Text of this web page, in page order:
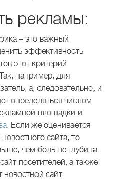
рекламы:
– это важный
эффективность
этот критерий
например, для
а, следовательно, и
определяться числом
площадки и
. Если же оценивается
сайта, то
чем больше глубина
посетителей, а также
новостной сайт.